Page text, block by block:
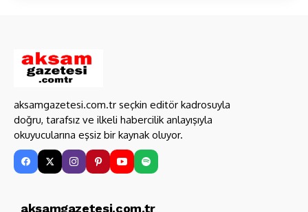
aksamgazetesi.com.tr seçkin editör kadrosuyla
doğru, tarafsız ve ilkeli habercilik anlayışıyla
okuyucularına eşsiz bir kaynak oluyor.
aksamgazetesi.com.tr